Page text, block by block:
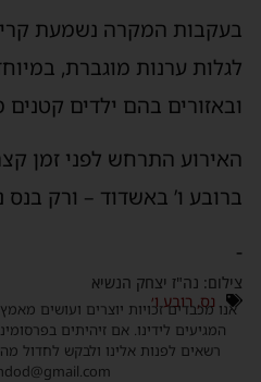
בעקבות המקרה נשמעת
לגלות ערנות מוגברת,
ובאזורים בהם ילדים
האירוע התרחש לפני זמן
ברובע ו’ באשדוד – ורק בנס
-
צילום: נה"ז יצחק הנשיא
נס, רובע ו׳
אנו מכבדים זכויות יוצרים ועושים
המגיעים לידינו. אם זיהיתים
רשאים לפנות אלינו ולבקש לחדול